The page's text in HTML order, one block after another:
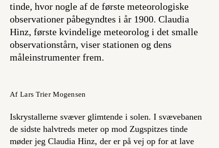
tinde, hvor nogle af de første meteorologiske
observationer påbegyndtes i år 1900. Claudia
Hinz, første kvindelige meteorolog i det smalle
observationstårn, viser stationen og dens
måleinstrumenter frem.
Af Lars Trier Mogensen
Iskrystallerne svæver glimtende i solen. I svævebanen
de sidste halvtreds meter op mod Zugspitzes tinde
møder jeg Claudia Hinz, der er på vej op for at lave